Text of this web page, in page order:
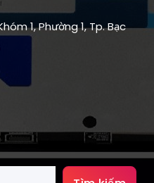
1, Phường 1, Tp. Bạc